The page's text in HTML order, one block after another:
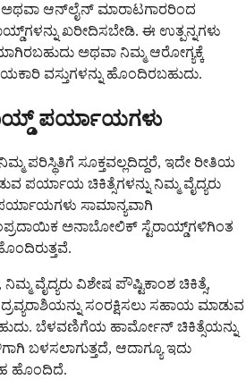
ಆನ್‌ಲೈನ್ ಮಾರಾಟಗಾರರಿಂದ
ಖರೀದಿಸಬೇಡಿ. ಈ ಉತ್ಪನ್ನಗಳು
ಅಥವಾ ನಿಮ್ಮ ಆರೋಗ್ಯಕ್ಕೆ
ವಸ್ತುಗಳನ್ನು ಹೊಂದಿರಬಹುದು.
ಪರ್ಯಾಯಗಳು
ಪರಿಸ್ಥಿತಿಗೆ ಸೂಕ್ತವಲ್ಲದಿದ್ದರೆ, ಇದೇ ರೀತಿಯ
ಪರ್ಯಾಯ ಚಿಕಿತ್ಸೆಗಳನ್ನು ನಿಮ್ಮ ವೈದ್ಯರು
ಸಾಮಾನ್ಯವಾಗಿ
ಅನಾಬೋಲಿಕ್ ಸ್ಟೆರಾಯ್ಡ್‌ಗಳಿಗಿಂತ
ವೈದ್ಯರು ವಿಶೇಷ ಪೌಷ್ಟಿಕಾಂಶ ಚಿಕಿತ್ಸೆ,
ಸಂರಕ್ಷಿಸಲು ಸಹಾಯ ಮಾಡುವ
ಬೆಳವಣಿಗೆಯ ಹಾರ್ಮೋನ್ ಚಿಕಿತ್ಸೆಯನ್ನು
ಬಳಸಲಾಗುತ್ತದೆ, ಆದಾಗ್ಯೂ ಇದು
ಹೊಂದಿದೆ.